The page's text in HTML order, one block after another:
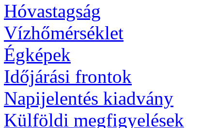
Hóvastagság
Vízhőmérséklet
Égképek
Időjárási frontok
Napijelentés kiadvány
Külföldi megfigyelések